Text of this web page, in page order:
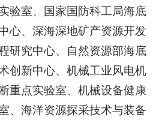
验室、国家国防科工局海底
心、深海深地矿产资源开发
研究中心、自然资源部海底
创新中心、机械工业风电机
重点实验室、机械设备健康
、海洋资源探采技术与装备